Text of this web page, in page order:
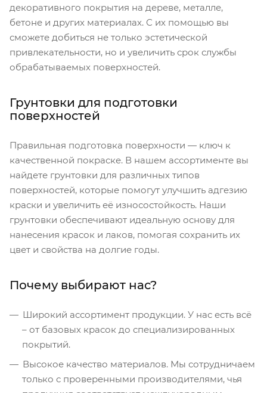
декоративного покрытия на дереве, металле,
бетоне и других материалах. С их помощью вы
сможете добиться не только эстетической
привлекательности, но и увеличить срок службы
обрабатываемых поверхностей.
Грунтовки для подготовки
поверхностей
Правильная подготовка поверхности — ключ к
качественной покраске. В нашем ассортименте вы
найдете грунтовки для различных типов
поверхностей, которые помогут улучшить адгезию
краски и увеличить её износостойкость. Наши
грунтовки обеспечивают идеальную основу для
нанесения красок и лаков, помогая сохранить их
цвет и свойства на долгие годы.
Почему выбирают нас?
Широкий ассортимент продукции. У нас есть всё
– от базовых красок до специализированных
покрытий.
Высокое качество материалов. Мы сотрудничаем
только с проверенными производителями, чья